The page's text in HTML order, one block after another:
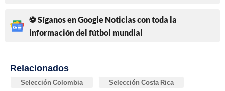
⚽ Síganos en Google Noticias con toda la
información del fútbol mundial
Relacionados
Selección Colombia Selección Costa Rica